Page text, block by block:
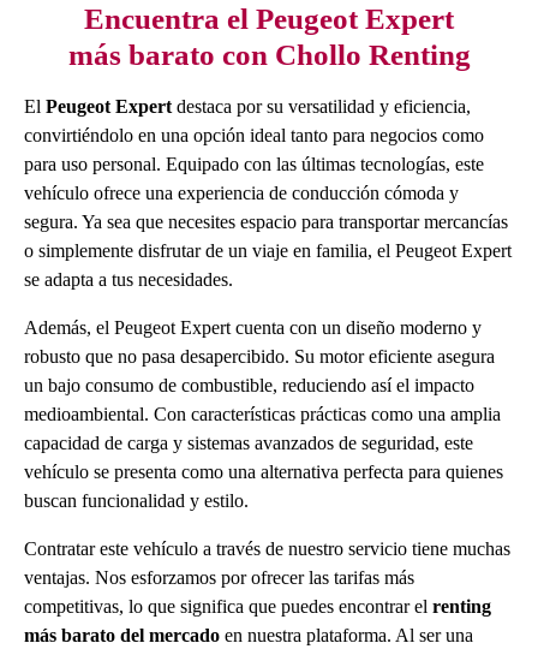
Encuentra el Peugeot Expert
más barato con Chollo Renting
El Peugeot Expert destaca por su versatilidad y eficiencia,
convirtiéndolo en una opción ideal tanto para negocios como
para uso personal. Equipado con las últimas tecnologías, este
vehículo ofrece una experiencia de conducción cómoda y
segura. Ya sea que necesites espacio para transportar mercancías
o simplemente disfrutar de un viaje en familia, el Peugeot Expert
se adapta a tus necesidades.
Además, el Peugeot Expert cuenta con un diseño moderno y
robusto que no pasa desapercibido. Su motor eficiente asegura
un bajo consumo de combustible, reduciendo así el impacto
medioambiental. Con características prácticas como una amplia
capacidad de carga y sistemas avanzados de seguridad, este
vehículo se presenta como una alternativa perfecta para quienes
buscan funcionalidad y estilo.
Contratar este vehículo a través de nuestro servicio tiene muchas
ventajas. Nos esforzamos por ofrecer las tarifas más
competitivas, lo que significa que puedes encontrar el renting
más barato del mercado en nuestra plataforma. Al ser una